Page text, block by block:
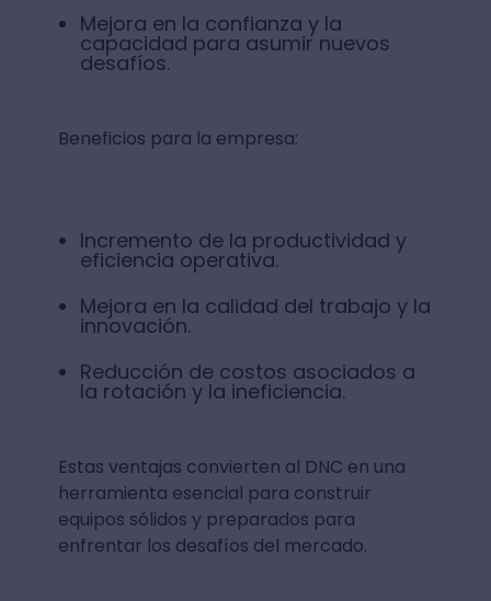
Mejora en la confianza y la
capacidad para asumir nuevos
desafíos.
Beneficios para la empresa:
Incremento de la productividad y
eficiencia operativa.
Mejora en la calidad del trabajo y la
innovación.
Reducción de costos asociados a
la rotación y la ineficiencia.
Estas ventajas convierten al DNC en una
herramienta esencial para construir
equipos sólidos y preparados para
enfrentar los desafíos del mercado.